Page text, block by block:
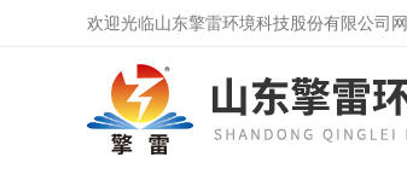
欢迎光临山东擎雷环境科技股份有限公司网